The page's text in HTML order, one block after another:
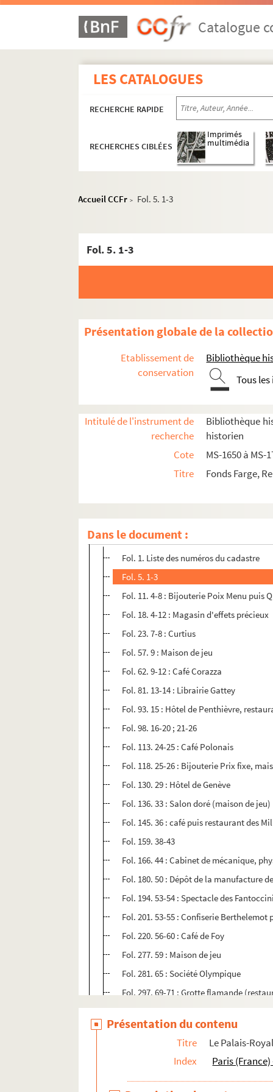
Catalogue
LES CATALOGUES
RECHERCHE RAPIDE
RECHERCHES CIBLÉES
Imprimés
multimédia
Accueil CCFr > Fol. 5. 1-3
Fol. 5. 1-3
Présentation globale de la
Etablissement de
conservation
Bibliothèque
Tous
Intitulé de l'instrument de
recherche
Bibliothèque
historien
Cote
MS-1650 à MS-
Titre
Fonds Farge,
Dans le document :
8-MS-1650. Le Palais Royal, tome 1
Fol. 1. Liste des numéros du cadastre
Fol. 5. 1-3
Fol. 11. 4-8 : Bijouterie Poix Menu puis
Fol. 18. 4-12 : Magasin d'effets précieux
Fol. 23. 7-8 : Curtius
Fol. 57. 9 : Maison de jeu
Fol. 62. 9-12 : Café Corazza
Fol. 81. 13-14 : Librairie Gattey
Fol. 93. 15 : Hôtel de Penthièvre,
Fol. 98. 16-20 ; 21-26
Fol. 113. 24-25 : Café Polonais
Fol. 118. 25-26 : Bijouterie Prix fixe,
Fol. 130. 29 : Hôtel de Genève
Fol. 136. 33 : Salon doré (maison de jeu)
Fol. 145. 36 : café puis restaurant des
Fol. 159. 38-43
Fol. 166. 44 : Cabinet de mécanique,
Fol. 180. 50 : Dépôt de la manufacture
Fol. 194. 53-54 : Spectacle des
Fol. 201. 53-55 : Confiserie Berthelemot
Fol. 220. 56-60 : Café de Foy
Fol. 277. 59 : Maison de jeu
Fol. 281. 65 : Société Olympique
Fol. 297. 69-71 : Grotte flamande
Fol. 308. 71-75 : Salle de vente
Fol. 314. 68-78 : Spectacle des Petits
Fol. 345. 79-82 : Café de Chartres, puis
Fol. 353. 82 : Club politique
Présentation du contenu
Titre
Le Palais-
Index
Paris